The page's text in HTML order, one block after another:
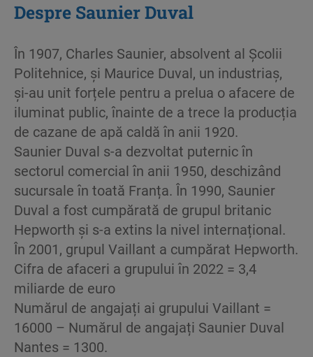
Despre Saunier Duval
În 1907, Charles Saunier, absolvent al Școlii
Politehnice, și Maurice Duval, un industriaș,
și-au unit forțele pentru a prelua o afacere de
iluminat public, înainte de a trece la producția
de cazane de apă caldă în anii 1920.
Saunier Duval s-a dezvoltat puternic în
sectorul comercial în anii 1950, deschizând
sucursale în toată Franța. În 1990, Saunier
Duval a fost cumpărată de grupul britanic
Hepworth și s-a extins la nivel internațional.
În 2001, grupul Vaillant a cumpărat Hepworth.
Cifra de afaceri a grupului în 2022 = 3,4
miliarde de euro
Numărul de angajați ai grupului Vaillant =
16000 – Numărul de angajați Saunier Duval
Nantes = 1300.